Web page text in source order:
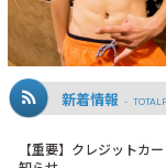
新着情報
【重要】クレジットカ